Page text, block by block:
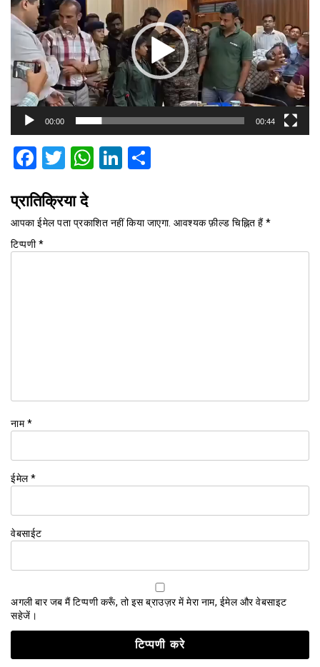
00:00 00:44
Facebook
Twitter
WhatsApp
LinkedIn
प्रातिक्रिया दे
आपका ईमेल पता प्रकाशित नहीं किया जाएगा. आवश्यक फ़ील्ड चिह्नित हैं*
टिप्पणी*
नाम*
ईमेल*
वेबसाईट
अगली बार जब मैं टिप्पणी करूँ, तो इस ब्राउज़र में मेरा नाम, ईमेल और वेबसाइट
सहेजें।